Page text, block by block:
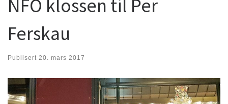
NFO klossen til Per
Ferskau
Publisert 20. mars 2017